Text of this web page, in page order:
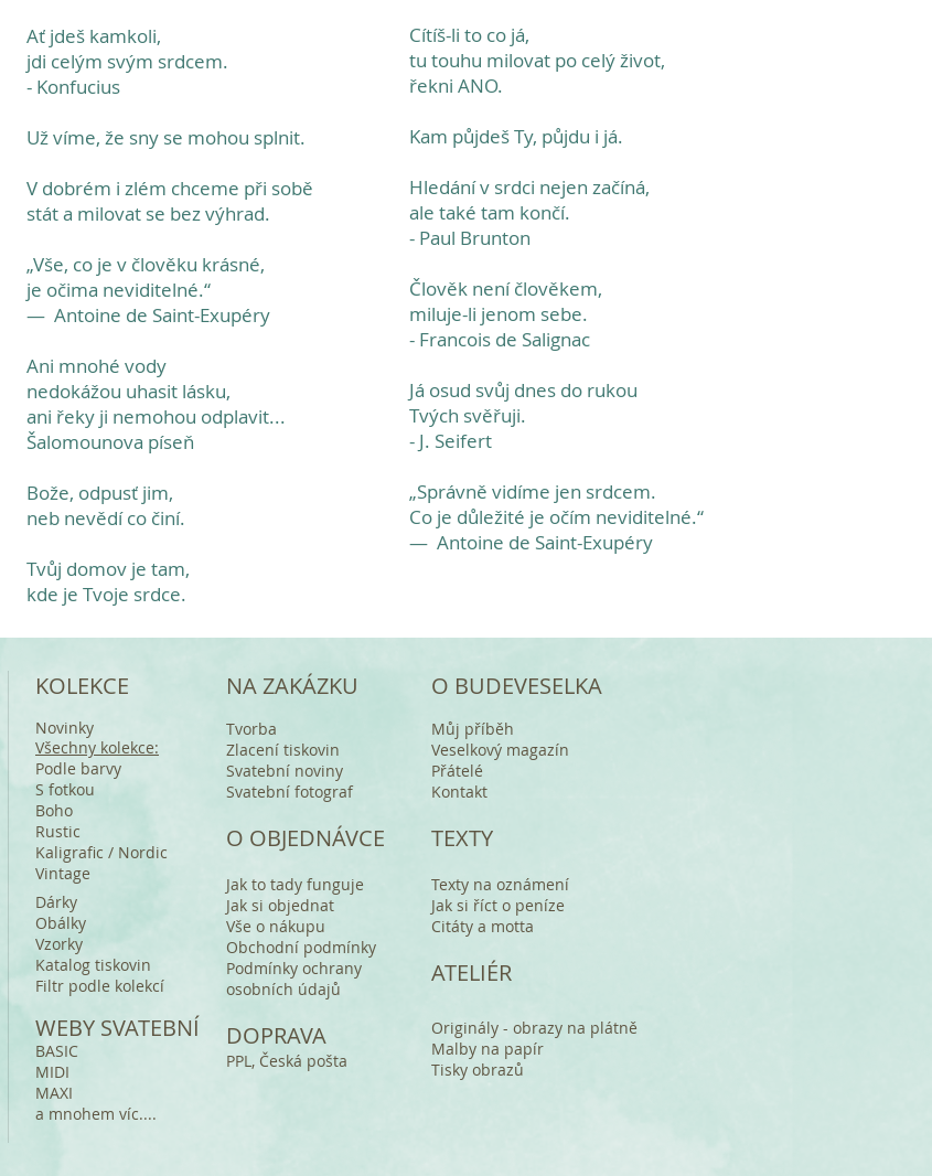
Ať jdeš kamkoli,
jdi celým svým srdcem.
- Konfucius
Už víme, že sny se mohou splnit.
V dobrém i zlém chceme při sobě
stát a milovat se bez výhrad.
„Vše, co je v člověku krásné,
je očima neviditelné.“
— Antoine de Saint-Exupéry
Ani mnohé vody
nedokážou uhasit lásku,
ani řeky ji nemohou odplavit...
Šalomounova píseň
Bože, odpusť jim,
neb nevědí co činí.
Tvůj domov je tam,
kde je Tvoje srdce.
Cítíš-li to co já,
tu touhu milovat po celý život,
řekni ANO.
Kam půjdeš Ty, půjdu i já.
Hledání v srdci nejen začíná,
ale také tam končí.
- Paul Brunton
Člověk není člověkem,
miluje-li jenom sebe.
- Francois de Salignac
Já osud svůj dnes do rukou
Tvých svěřuji.
- J. Seifert
„Správně vidíme jen srdcem.
Co je důležité je očím neviditelné.“
— Antoine de Saint-Exupéry
KOLEKCE
Novinky
Všechny kolekce:
Podle barvy
S fotkou
Boho
Rustic
Kaligrafic / Nordic
Vintage
Dárky
Obálky
Vzorky
Katalog tiskovin
Filtr podle kolekcí
WEBY SVATEBNÍ
BASIC
MIDI
MAXI
a mnohem víc....
NA ZAKÁZKU
Tvorba
Zlacení tiskovin
Svatební noviny
Svatební fotograf
O OBJEDNÁVCE
Jak to tady funguje
Jak si objednat
Vše o nákupu
Obchodní podmínky
Podmínky ochrany
osobních údajů
DOPRAVA
PPL, Česká pošta
O BUDEVESELKA
Můj příběh
Veselkový magazín
Přátelé
Kontakt
TEXTY
Texty na oznámení
Jak si říct o peníze
Citáty a motta
ATELIÉR
Originály - obrazy na plátně
Malby na papír
Tisky obrazů